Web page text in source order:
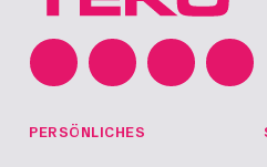
PERSÖNLICHES